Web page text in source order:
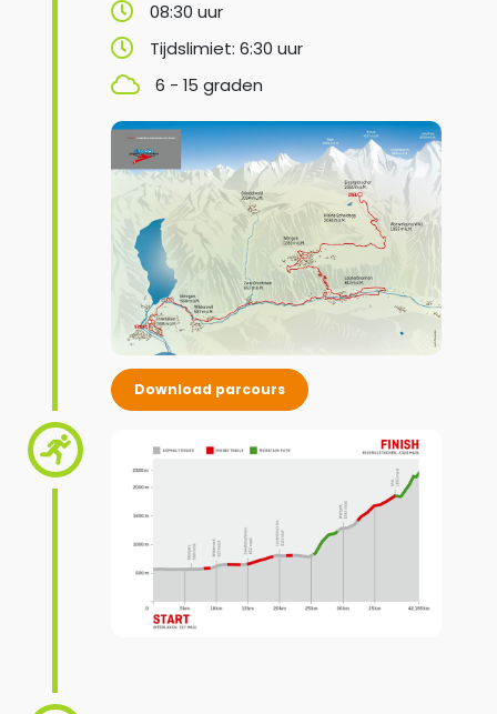
08:30 uur
Tijdslimiet: 6:30 uur
6 - 15 graden
Download parcours